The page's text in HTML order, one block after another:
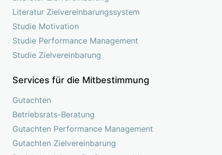
Literatur Zielvereinbarungssystem
Studie Motivation
Studie Performance Management
Studie Zielvereinbarung
Services für die Mitbestimmung
Gutachten
Betriebsrats-Beratung
Gutachten Performance Management
Gutachten Zielvereinbarung